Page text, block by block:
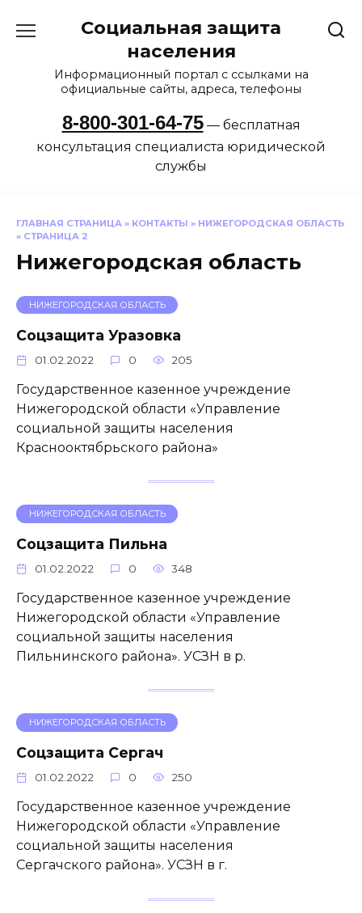
Социальная защита
населения
Информационный портал с ссылками на
официальные сайты, адреса, телефоны
8-800-301-64-75— бесплатная
консультация специалиста юридической
службы
ГЛАВНАЯ СТРАНИЦА » КОНТАКТЫ » НИЖЕГОРОДСКАЯ ОБЛАСТЬ
» СТРАНИЦА 2
Нижегородская область
НИЖЕГОРОДСКАЯ ОБЛАСТЬ
Соцзащита Уразовка
01.02.2022 0 205
Государственное казенное учреждение
Нижегородской области «Управление
социальной защиты населения
Краснооктябрьского района»
НИЖЕГОРОДСКАЯ ОБЛАСТЬ
Соцзащита Пильна
01.02.2022 0 348
Государственное казенное учреждение
Нижегородской области «Управление
социальной защиты населения
Пильнинского района». УСЗН в р.
НИЖЕГОРОДСКАЯ ОБЛАСТЬ
Соцзащита Сергач
01.02.2022 0 250
Государственное казенное учреждение
Нижегородской области «Управление
социальной защиты населения
Сергачского района». УСЗН в г.